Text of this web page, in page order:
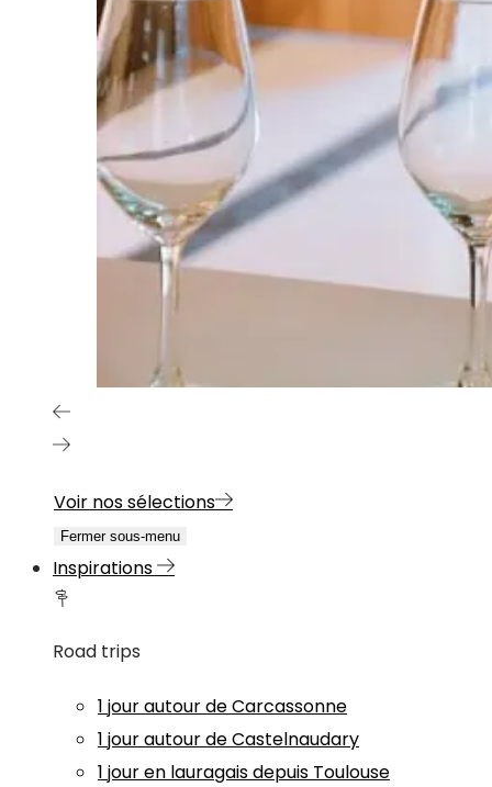
Voir nos sélections
Fermer sous-menu
Inspirations
Road trips
1 jour autour de Carcassonne
1 jour autour de Castelnaudary
1 jour en lauragais depuis Toulouse